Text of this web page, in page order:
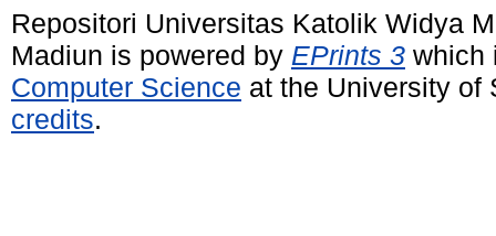
Repositori Universitas Katolik Widya
Madiun is powered by EPrints 3 which
Computer Science at the University of
credits.